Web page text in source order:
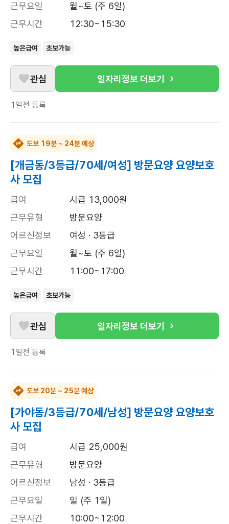
근무요일
월~토 (주 6일)
근무시간
12:30~15:30
높은급여 초보가능
관심 일자리정보 더보기
1일전 등록
도보 19분 ~ 24분 예상
[개금동/3등급/70세/여성] 방문요양 요양보호
사 모집
급여
시급 13,000원
근무유형
방문요양
어르신정보
여성 · 3등급
근무요일
월~토 (주 6일)
근무시간
11:00~17:00
높은급여 초보가능
관심 일자리정보 더보기
1일전 등록
도보 20분 ~ 25분 예상
[가야동/3등급/70세/남성] 방문요양 요양보호
사 모집
급여
시급 25,000원
근무유형
방문요양
어르신정보
남성 · 3등급
근무요일
일 (주 1일)
근무시간
10:00~12:00